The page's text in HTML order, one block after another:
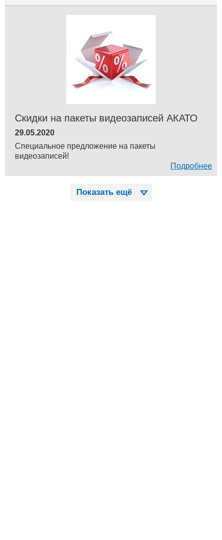
Скидки на пакеты видеозаписей АКАТО
29.05.2020
Специальное предложение на пакеты
видеозаписей!
Подробнее
Показать ещё